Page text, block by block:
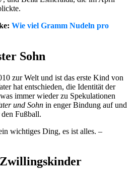
Wie viel Gramm Nudeln pro
Sohn
zur Welt und ist das erste Kind von
hat entschieden, die Identität der
immer wieder zu Spekulationen
und Sohn in enger Bindung auf und
Fußball.
wichtiges Ding, es ist alles. –